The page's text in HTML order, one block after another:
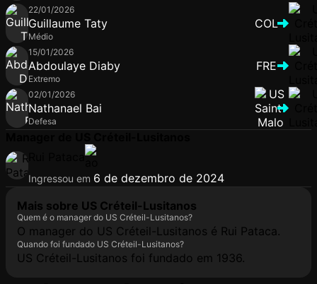
22/01/2026
Guillaume Taty
Médio
COL
15/01/2026
Abdoulaye Diaby
Extremo
FRE
02/01/2026
Nathanael Bai
Defesa
Ingressou em 6 de dezembro de 2024
Mais sobre US Créteil-Lusitanos
Quem é o manager do US Créteil-Lusitanos?
O manager do US Créteil-Lusitanos é Rui Pataca.
Quando foi fundado US Créteil-Lusitanos?
US Créteil-Lusitanos foi fundado em 1936.